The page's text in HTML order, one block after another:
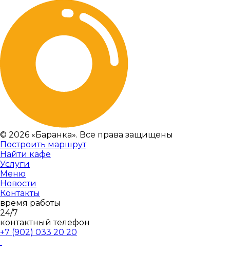
© 2026 «Баранка». Все права защищены
Построить маршрут
Найти кафе
Услуги
Меню
Новости
Контакты
время работы
24/7
контактный телефон
+7 (902) 033 20 20